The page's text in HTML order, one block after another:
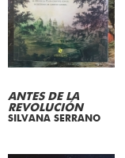
ANTES DE LA
REVOLUCIÓN
SILVANA SERRANO